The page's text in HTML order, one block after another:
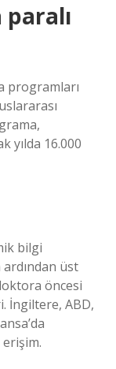
programları
yılda 16.000
bilgi
üst
öncesi
İngiltere, ABD,